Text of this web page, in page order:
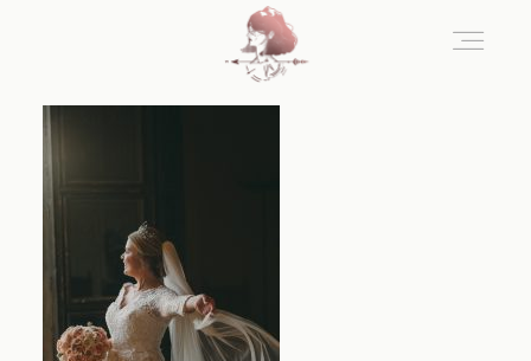
Sobre Nosotros